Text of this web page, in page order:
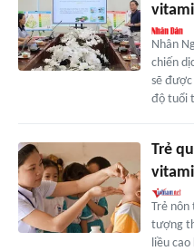
Nhân
chiến
sẽ
độ tuổi
Trẻ
Trẻ nôn
tượng
liều